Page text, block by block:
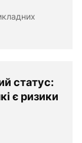
статус:
є ризики